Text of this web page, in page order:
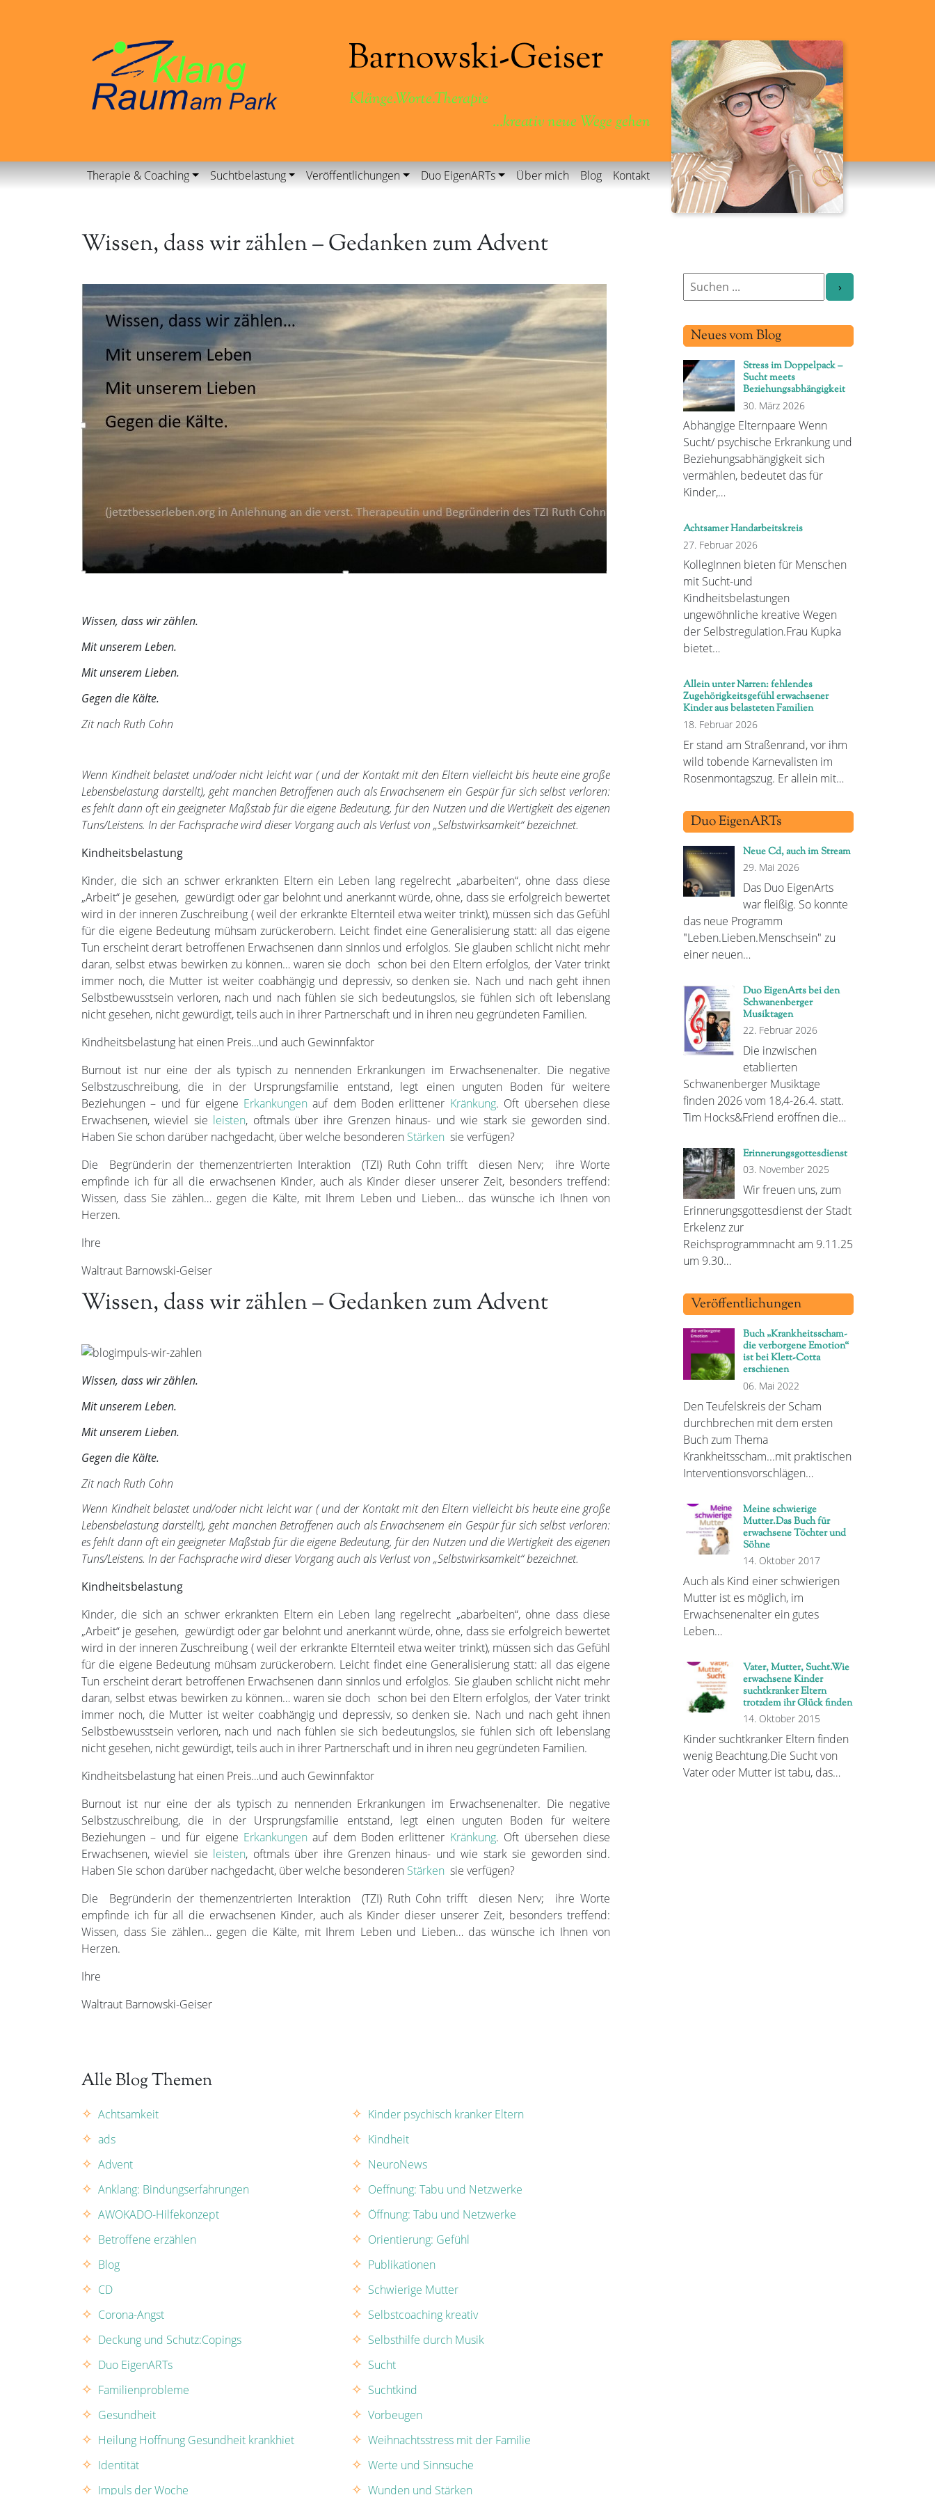
Klänge.Worte.Therapie
...kreativ neue Wege gehen
Therapie & Coaching Suchtbelastung Veröffentlichungen Duo EigenARTs Über mich Blog Kontakt
Wissen, dass wir zählen – Gedanken zum Advent
Wissen, dass wir zählen.
Mit unserem Leben.
Mit unserem Lieben.
Gegen die Kälte.
Zit nach Ruth Cohn
Wenn Kindheit belastet und/oder nicht leicht war ( und der Kontakt mit den Eltern vielleicht bis heute eine große
Lebensbelastung darstellt), geht manchen Betroffenen auch als Erwachsenem ein Gespür für sich selbst verloren:
es fehlt dann oft ein geeigneter Maßstab für die eigene Bedeutung, für den Nutzen und die Wertigkeit des eigenen
Tuns/Leistens. In der Fachsprache wird dieser Vorgang auch als Verlust von „Selbstwirksamkeit“ bezeichnet.
Kindheitsbelastung
Kinder, die sich an schwer erkrankten Eltern ein Leben lang regelrecht „abarbeiten“, ohne dass diese
„Arbeit“ je gesehen, gewürdigt oder gar belohnt und anerkannt würde, ohne, dass sie erfolgreich bewertet
wird in der inneren Zuschreibung ( weil der erkrankte Elternteil etwa weiter trinkt), müssen sich das Gefühl
für die eigene Bedeutung mühsam zurückerobern. Leicht findet eine Generalisierung statt: all das eigene
Tun erscheint derart betroffenen Erwachsenen dann sinnlos und erfolglos. Sie glauben schlicht nicht mehr
daran, selbst etwas bewirken zu können… waren sie doch schon bei den Eltern erfolglos, der Vater trinkt
immer noch, die Mutter ist weiter coabhängig und depressiv, so denken sie. Nach und nach geht ihnen
Selbstbewusstsein verloren, nach und nach fühlen sie sich bedeutungslos, sie fühlen sich oft lebenslang
nicht gesehen, nicht gewürdigt, teils auch in ihrer Partnerschaft und in ihren neu gegründeten Familien.
Kindheitsbelastung hat einen Preis…und auch Gewinnfaktor
Burnout ist nur eine der als typisch zu nennenden Erkrankungen im Erwachsenenalter. Die negative
Selbstzuschreibung, die in der Ursprungsfamilie entstand, legt einen unguten Boden für weitere
Beziehungen – und für eigene Erkankungenauf dem Boden erlittener Kränkung. Oft übersehen diese
Erwachsenen, wieviel sie leisten, oftmals über ihre Grenzen hinaus- und wie stark sie geworden sind.
Haben Sie schon darüber nachgedacht, über welche besonderen Stärken sie verfügen?
Die Begründerin der themenzentrierten Interaktion (TZI) Ruth Cohn trifft diesen Nerv; ihre Worte
empfinde ich für all die erwachsenen Kinder, auch als Kinder dieser unserer Zeit, besonders treffend:
Wissen, dass Sie zählen… gegen die Kälte, mit Ihrem Leben und Lieben… das wünsche ich Ihnen von
Herzen.
Ihre
Waltraut Barnowski-Geiser
Wissen, dass wir zählen – Gedanken zum Advent
Wissen, dass wir zählen.
Mit unserem Leben.
Mit unserem Lieben.
Gegen die Kälte.
Zit nach Ruth Cohn
Wenn Kindheit belastet und/oder nicht leicht war ( und der Kontakt mit den Eltern vielleicht bis heute eine große
Lebensbelastung darstellt), geht manchen Betroffenen auch als Erwachsenem ein Gespür für sich selbst verloren:
es fehlt dann oft ein geeigneter Maßstab für die eigene Bedeutung, für den Nutzen und die Wertigkeit des eigenen
Tuns/Leistens. In der Fachsprache wird dieser Vorgang auch als Verlust von „Selbstwirksamkeit“ bezeichnet.
Kindheitsbelastung
Kinder, die sich an schwer erkrankten Eltern ein Leben lang regelrecht „abarbeiten“, ohne dass diese
„Arbeit“ je gesehen, gewürdigt oder gar belohnt und anerkannt würde, ohne, dass sie erfolgreich bewertet
wird in der inneren Zuschreibung ( weil der erkrankte Elternteil etwa weiter trinkt), müssen sich das Gefühl
für die eigene Bedeutung mühsam zurückerobern. Leicht findet eine Generalisierung statt: all das eigene
Tun erscheint derart betroffenen Erwachsenen dann sinnlos und erfolglos. Sie glauben schlicht nicht mehr
daran, selbst etwas bewirken zu können… waren sie doch schon bei den Eltern erfolglos, der Vater trinkt
immer noch, die Mutter ist weiter coabhängig und depressiv, so denken sie. Nach und nach geht ihnen
Selbstbewusstsein verloren, nach und nach fühlen sie sich bedeutungslos, sie fühlen sich oft lebenslang
nicht gesehen, nicht gewürdigt, teils auch in ihrer Partnerschaft und in ihren neu gegründeten Familien.
Kindheitsbelastung hat einen Preis…und auch Gewinnfaktor
Burnout ist nur eine der als typisch zu nennenden Erkrankungen im Erwachsenenalter. Die negative
Selbstzuschreibung, die in der Ursprungsfamilie entstand, legt einen unguten Boden für weitere
Beziehungen – und für eigene Erkankungenauf dem Boden erlittener Kränkung. Oft übersehen diese
Erwachsenen, wieviel sie leisten, oftmals über ihre Grenzen hinaus- und wie stark sie geworden sind.
Haben Sie schon darüber nachgedacht, über welche besonderen Stärken sie verfügen?
Die Begründerin der themenzentrierten Interaktion (TZI) Ruth Cohn trifft diesen Nerv; ihre Worte
empfinde ich für all die erwachsenen Kinder, auch als Kinder dieser unserer Zeit, besonders treffend:
Wissen, dass Sie zählen… gegen die Kälte, mit Ihrem Leben und Lieben… das wünsche ich Ihnen von
Herzen.
Ihre
Waltraut Barnowski-Geiser
Alle Blog Themen
Achtsamkeit
ads
Advent
Anklang: Bindungserfahrungen
AWOKADO-Hilfekonzept
Betroffene erzählen
Blog
CD
Corona-Angst
Deckung und Schutz:Copings
Duo EigenARTs
Familienprobleme
Gesundheit
Heilung Hoffnung Gesundheit krankhiet
Identität
Impuls der Woche
Kinder psychisch kranker Eltern
Kindheit
NeuroNews
Oeffnung: Tabu und Netzwerke
Öffnung: Tabu und Netzwerke
Orientierung: Gefühl
Publikationen
Schwierige Mutter
Selbstcoaching kreativ
Selbsthilfe durch Musik
Sucht
Suchtkind
Vorbeugen
Weihnachtsstress mit der Familie
Werte und Sinnsuche
Wunden und Stärken
Neues vom Blog
Stress im Doppelpack –
Sucht meets
Beziehungsabhängigkeit
30. März 2026
Abhängige Elternpaare Wenn
Sucht/ psychische Erkrankung und
Beziehungsabhängigkeit sich
vermählen, bedeutet das für
Kinder,…
Achtsamer Handarbeitskreis
27. Februar 2026
KollegInnen bieten für Menschen
mit Sucht-und
Kindheitsbelastungen
ungewöhnliche kreative Wegen
der Selbstregulation.Frau Kupka
bietet…
Allein unter Narren: fehlendes
Zugehörigkeitsgefühl erwachsener
Kinder aus belasteten Familien
18. Februar 2026
Er stand am Straßenrand, vor ihm
wild tobende Karnevalisten im
Rosenmontagszug. Er allein mit…
Duo EigenARTs
Neue Cd, auch im Stream
29. Mai 2026
Das Duo EigenArts
war fleißig. So konnte
das neue Programm
"Leben.Lieben.Menschsein" zu
einer neuen…
Duo EigenArts bei den
Schwanenberger
Musiktagen
22. Februar 2026
Die inzwischen
etablierten
Schwanenberger Musiktage
finden 2026 vom 18,4-26.4. statt.
Tim Hocks&Friend eröffnen die…
Erinnerungsgottesdienst
03. November 2025
Wir freuen uns, zum
Erinnerungsgottesdienst der Stadt
Erkelenz zur
Reichsprogrammnacht am 9.11.25
um 9.30…
Veröffentlichungen
Buch „Krankheitsscham-
die verborgene Emotion“
ist bei Klett-Cotta
erschienen
06. Mai 2022
Den Teufelskreis der Scham
durchbrechen mit dem ersten
Buch zum Thema
Krankheitsscham...mit praktischen
Interventionsvorschlägen…
Meine schwierige
Mutter.Das Buch für
erwachsene Töchter und
Söhne
14. Oktober 2017
Auch als Kind einer schwierigen
Mutter ist es möglich, im
Erwachsenenalter ein gutes
Leben…
Vater, Mutter, Sucht.Wie
erwachsene Kinder
suchtkranker Eltern
trotzdem ihr Glück finden
14. Oktober 2015
Kinder suchtkranker Eltern finden
wenig Beachtung.Die Sucht von
Vater oder Mutter ist tabu, das…